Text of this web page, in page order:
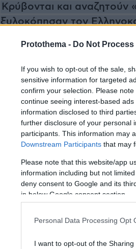
Protothema - Do Not
If you wish to opt-out of the sale,
sensitive information for targeted
confirm your selection. Please
continue seeing interest-based
information disclosed to third
further disclosure of your personal
participants. This information may
Downstream Participants that may
Please note that this website/app
information including but not
deny consent to Google and its
in below Google consent section.
Personal Data Processing Opt
I want to opt-out of the Sharing
Κρύβονται και αναζητούν
ξυλοκόπησαν τον
Η Χάρις βρήκε τους
χρίσμα: Η επίθεση στον
Νέο σκηνικό στον καιρό
«Ξυπνάει» ο βοριάς,